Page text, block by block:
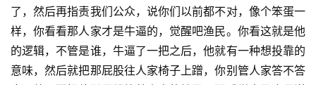
了，然后再指责我们公众，说你们以前都不对，像个笨蛋一
样，你看看那人家才是牛逼的，觉醒吧渔民。你看这就是他
的逻辑，不管是谁，牛逼了一把之后，他就有一种想投靠的
意味，然后就把那屁股往人家椅子上蹭，你别管人家答不答